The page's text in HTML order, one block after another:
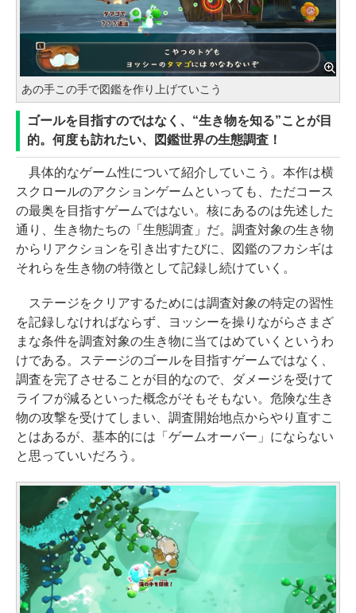
あの手この手で図鑑を作り上げていこう
ゴールを目指すのではなく、“生き物を知る”ことが目
的。何度も訪れたい、図鑑世界の生態調査！
具体的なゲーム性について紹介していこう。本作は横
スクロールのアクションゲームといっても、ただコース
の最奥を目指すゲームではない。核にあるのは先述した
通り、生き物たちの「生態調査」だ。調査対象の生き物
からリアクションを引き出すたびに、図鑑のフカシギは
それらを生き物の特徴として記録し続けていく。
ステージをクリアするためには調査対象の特定の習性
を記録しなければならず、ヨッシーを操りながらさまざ
まな条件を調査対象の生き物に当てはめていくというわ
けである。ステージのゴールを目指すゲームではなく、
調査を完了させることが目的なので、ダメージを受けて
ライフが減るといった概念がそもそもない。危険な生き
物の攻撃を受けてしまい、調査開始地点からやり直すこ
とはあるが、基本的には「ゲームオーバー」にならない
と思っていいだろう。